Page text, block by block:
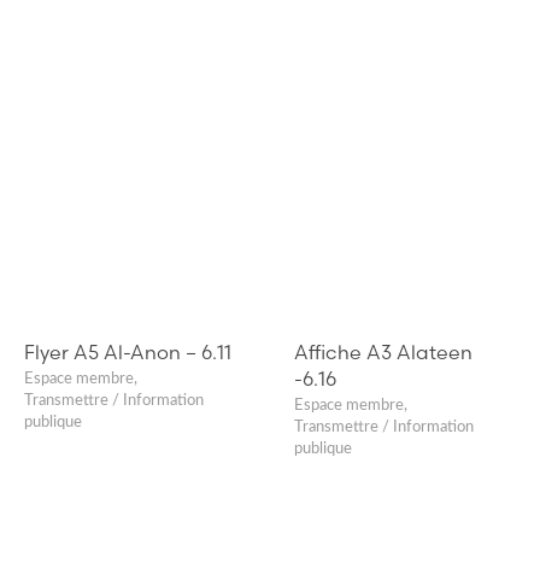
Flyer A5 Al-Anon – 6.11
Espace membre,
Transmettre / Information
publique
Affiche A3 Alateen
-6.16
Espace membre,
Transmettre / Information
publique